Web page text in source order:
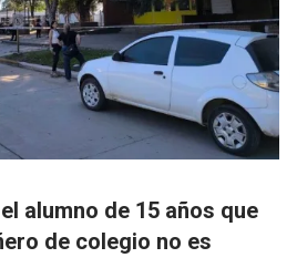
alumno de 15 años que
de colegio no es